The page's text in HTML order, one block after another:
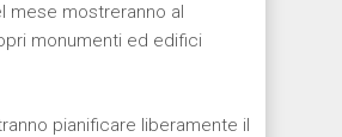
mese mostreranno al
monumenti ed edifici
pianificare liberamente il